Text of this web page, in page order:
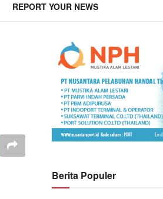
REPORT YOUR NEWS
Berita Populer